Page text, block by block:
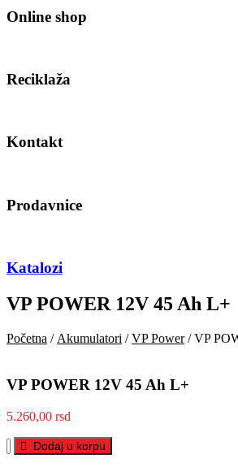
Online shop
Reciklaža
Kontakt
Prodavnice
Katalozi
VP POWER 12V 45 Ah L+
Početna / Akumulatori /VP Power/ VP
VP POWER 12V 45 Ah L+
5.260,00 rsd
VP
POWER
Dodaj u korpu